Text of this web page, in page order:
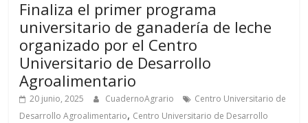
Finaliza el primer programa
universitario de ganadería de leche
organizado por el Centro
Universitario de Desarrollo
Agroalimentario
20 junio, 2025 CuadernoAgrario
Centro Universitario de
Desarrollo Agroalimentario, Centro Universitario de Desarrollo